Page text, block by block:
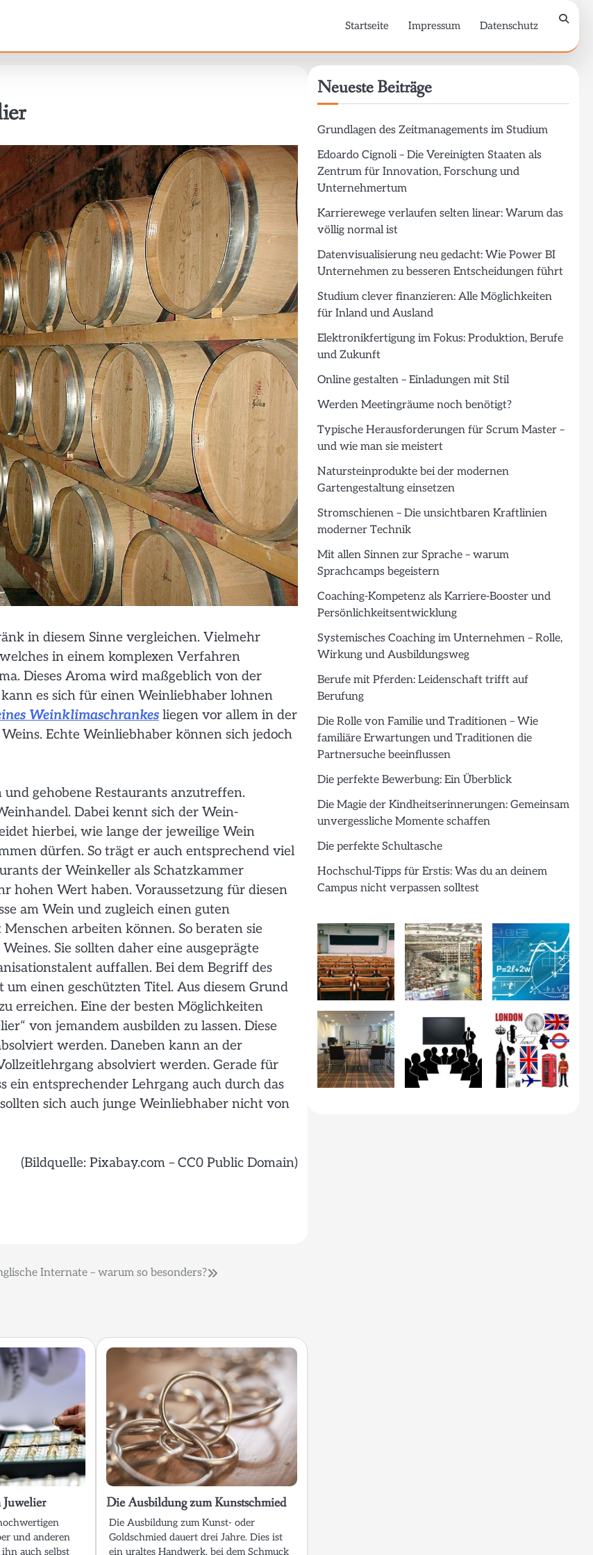
Startseite Impressum Datenschutz
in diesem Sinne vergleichen. Vielmehr
in einem komplexen Verfahren
Dieses Aroma wird maßgeblich von der
es sich für einen Weinliebhaber lohnen
Weinklimaschrankes liegen vor allem in der
Echte Weinliebhaber können sich jedoch
gehobene Restaurants anzutreffen.
Dabei kennt sich der Wein-
hierbei, wie lange der jeweilige Wein
dürfen. So trägt er auch entsprechend viel
der Weinkeller als Schatzkammer
hohen Wert haben. Voraussetzung für diesen
am Wein und zugleich einen guten
arbeiten können. So beraten sie
Sie sollten daher eine ausgeprägte
auffallen. Bei dem Begriff des
einen geschützten Titel. Aus diesem Grund
erreichen. Eine der besten Möglichkeiten
von jemandem ausbilden zu lassen. Diese
werden. Daneben kann an der
absolviert werden. Gerade für
ein entsprechender Lehrgang auch durch das
sich auch junge Weinliebhaber nicht von
(Bildquelle: Pixabay.com – CC0 Public Domain)
Internate – warum so besonders?
und anderen
auch selbst
Die Ausbildung zum Kunstschmied
Die Ausbildung zum Kunst- oder
Goldschmied dauert drei Jahre. Dies ist
ein uraltes Handwerk, bei dem Schmuck
Neueste Beiträge
Grundlagen des Zeitmanagements im Studium
Edoardo Cignoli – Die Vereinigten Staaten als
Zentrum für Innovation, Forschung und
Unternehmertum
Karrierewege verlaufen selten linear: Warum das
völlig normal ist
Datenvisualisierung neu gedacht: Wie Power BI
Unternehmen zu besseren Entscheidungen führt
Studium clever finanzieren: Alle Möglichkeiten
für Inland und Ausland
Elektronikfertigung im Fokus: Produktion, Berufe
und Zukunft
Online gestalten – Einladungen mit Stil
Werden Meetingräume noch benötigt?
Typische Herausforderungen für Scrum Master –
und wie man sie meistert
Natursteinprodukte bei der modernen
Gartengestaltung einsetzen
Stromschienen – Die unsichtbaren Kraftlinien
moderner Technik
Mit allen Sinnen zur Sprache – warum
Sprachcamps begeistern
Coaching-Kompetenz als Karriere-Booster und
Persönlichkeitsentwicklung
Systemisches Coaching im Unternehmen – Rolle,
Wirkung und Ausbildungsweg
Berufe mit Pferden: Leidenschaft trifft auf
Berufung
Die Rolle von Familie und Traditionen – Wie
familiäre Erwartungen und Traditionen die
Partnersuche beeinflussen
Die perfekte Bewerbung: Ein Überblick
Die Magie der Kindheitserinnerungen: Gemeinsam
unvergessliche Momente schaffen
Die perfekte Schultasche
Hochschul-Tipps für Erstis: Was du an deinem
Campus nicht verpassen solltest